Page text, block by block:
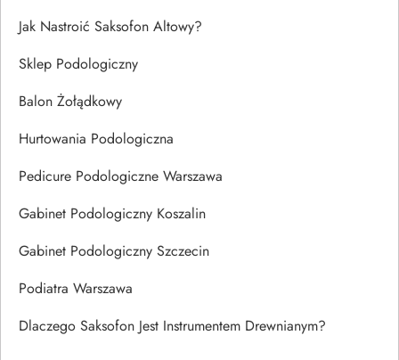
Jak Nastroić Saksofon Altowy?
Sklep Podologiczny
Balon Żołądkowy
Hurtowania Podologiczna
Pedicure Podologiczne Warszawa
Gabinet Podologiczny Koszalin
Gabinet Podologiczny Szczecin
Podiatra Warszawa
Dlaczego Saksofon Jest Instrumentem Drewnianym?